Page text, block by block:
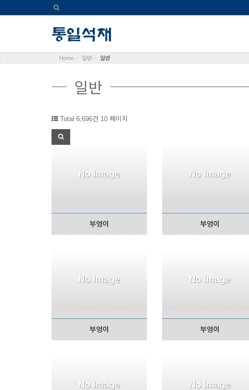
Home 일반 일반
일반
Total 6,696건 10 페이지
부엉이 부엉이
부엉이 부엉이